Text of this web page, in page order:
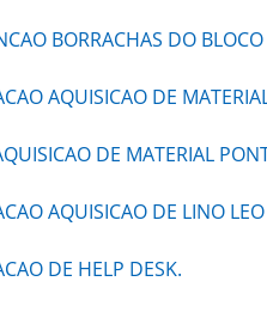
BORRACHAS DO
AQUISICAO DE
DE MATERIAL
AQUISICAO DE LINO
DE HELP DESK.